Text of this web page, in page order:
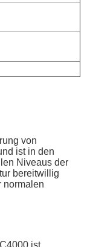
von
ist in den
Niveaus der
bereitwillig
normalen
ist